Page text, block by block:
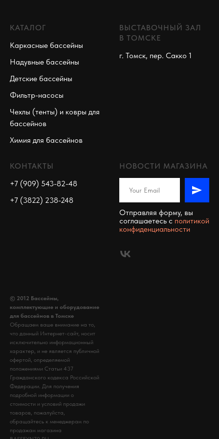
КАТАЛОГ
Каркасные бассейны
Надувные бассейны
Детские бассейны
Фильтр-насосы
Чехлы (тенты) и ковры для
бассейнов
Химия для бассейнов
ВЫСТАВОЧНЫЙ ЗАЛ
В ТОМСКЕ
г. Томск, пер. Сакко 1
КОНТАКТЫ
+7 (909) 543-82-48
+7 (3822) 238-248
НОВОСТИ МАГАЗИНА
Отправляя форму, вы
соглашаетесь c политикой
конфиденциальности
© 2012 Бассейны,
комплектующие и оборудование
для бассейнов в Томске
Обращаем ваше внимание на то,
что данный Интернет-сайт, носит
исключительно информационный
характер, и не является публичной
офертой, определяемой
положениями Статьи 437
Гражданского кодекса Российской
Федерации. Для получения
подробной информации о
стоимости и условий продажи
товаров, пожалуйста,
обращайтесь к менеджерам по
продажам магазина